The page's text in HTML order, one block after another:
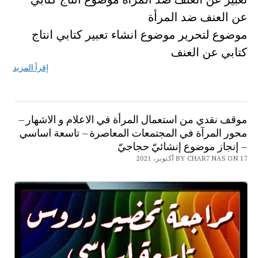
عن العنف ضد المرأة
موضوع لتحرير موضوع انشاء تعبير كتابي انتاج
كتابي عن العنف
إقرأ المزيد
موقف نقدي من استعمال المرأة في الاعلام و الاشهار –
محور المرآة في المجتمعات المعاصرة – تاسعة اساسي
– إنجاز موضوع إنشائيّ حجاجيّ
BY CHAR7 NAS ON 17 أكتوبر، 2021